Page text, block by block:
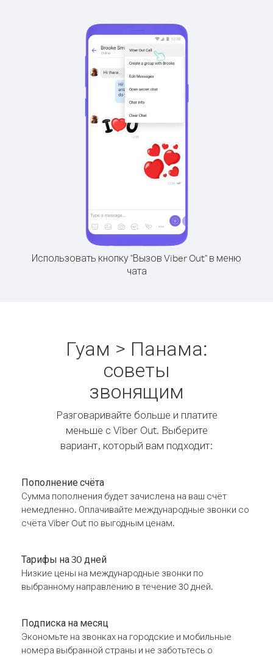
Использовать кнопку "Вызов Viber Out" в меню
чата
Гуам > Панама:
советы
звонящим
Разговаривайте больше и платите
меньше с Viber Out. Выберите
вариант, который вам подходит:
Пополнение счёта
Сумма пополнения будет зачислена на ваш счёт
немедленно. Оплачивайте международные звонки со
счёта Viber Out по выгодным ценам.
Тарифы на 30 дней
Низкие цены на международные звонки по
выбранному направлению в течение 30 дней.
Подписка на месяц
Экономьте на звонках на городские и мобильные
номера выбранной страны и не заботьтесь о